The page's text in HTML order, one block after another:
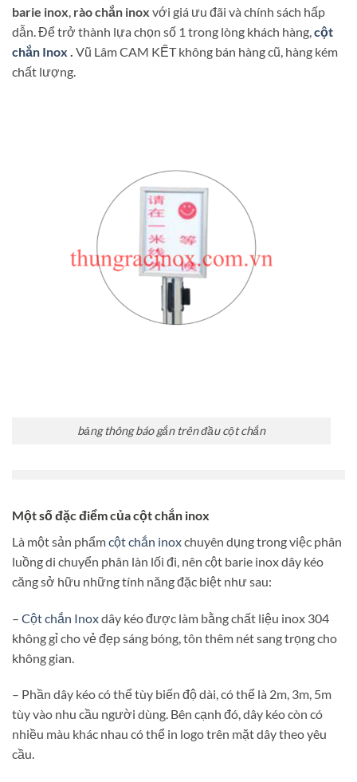
barie inox, rào chắn inox với giá ưu đãi và chính sách hấp
dẫn. Để trở thành lựa chọn số 1 trong lòng khách hàng,cột
chắn Inox . Vũ Lâm CAM KẾT không bán hàng cũ, hàng kém
chất lượng.
bảng thông báo gắn trên đầu cột chắn
Một số đặc điểm của cột chắn inox
Là một sản phẩmcột chắn inoxchuyên dụng trong việc phân
luồng di chuyển phân làn lối đi, nên cột barie inox dây kéo
căng sở hữu những tính năng đặc biệt như sau:
– Cột chắn Inoxdây kéo được làm bằng chất liệu inox 304
không gỉ cho vẻ đẹp sáng bóng, tôn thêm nét sang trọng cho
không gian.
– Phần dây kéo có thể tùy biến độ dài, có thể là 2m, 3m, 5m
tùy vào nhu cầu người dùng. Bên cạnh đó, dây kéo còn có
nhiều màu khác nhau có thể in logo trên mặt dây theo yêu
cầu.